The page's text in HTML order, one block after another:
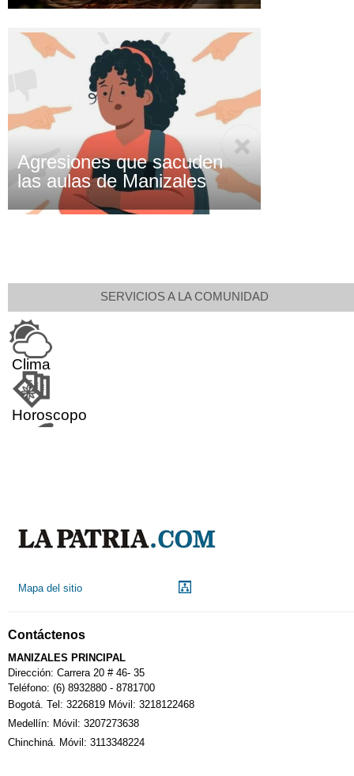
Agresiones que sacuden
las aulas de Manizales
SERVICIOS A LA COMUNIDAD
Clima
Horoscopo
Calendario Tributario
Sudoku
Mapa del sitio
Contáctenos
MANIZALES PRINCIPAL
Dirección: Carrera 20 # 46- 35
Teléfono: (6) 8932880 - 8781700
Bogotá. Tel: 3226819 Móvil: 3218122468
Medellín: Móvil: 3207273638
Chinchiná. Móvil: 3113348224